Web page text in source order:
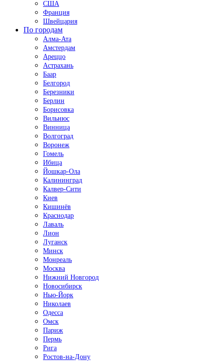
США
Франция
Швейцария
По городам
Алма-Ата
Амстердам
Ареццо
Астрахань
Баар
Белгород
Березники
Берлин
Борисовка
Вильнюс
Винница
Волгоград
Воронеж
Гомель
Ибица
Йошкар-Ола
Калининград
Калвер-Сити
Киев
Кишинёв
Краснодар
Лаваль
Лион
Луганск
Минск
Монреаль
Москва
Нижний Новгород
Новосибирск
Нью-Йорк
Николаев
Одесса
Омск
Париж
Пермь
Рига
Ростов-на-Дону